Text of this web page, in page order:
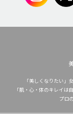
「美しくなりたい」
「肌・心・体のキレイ
プロ